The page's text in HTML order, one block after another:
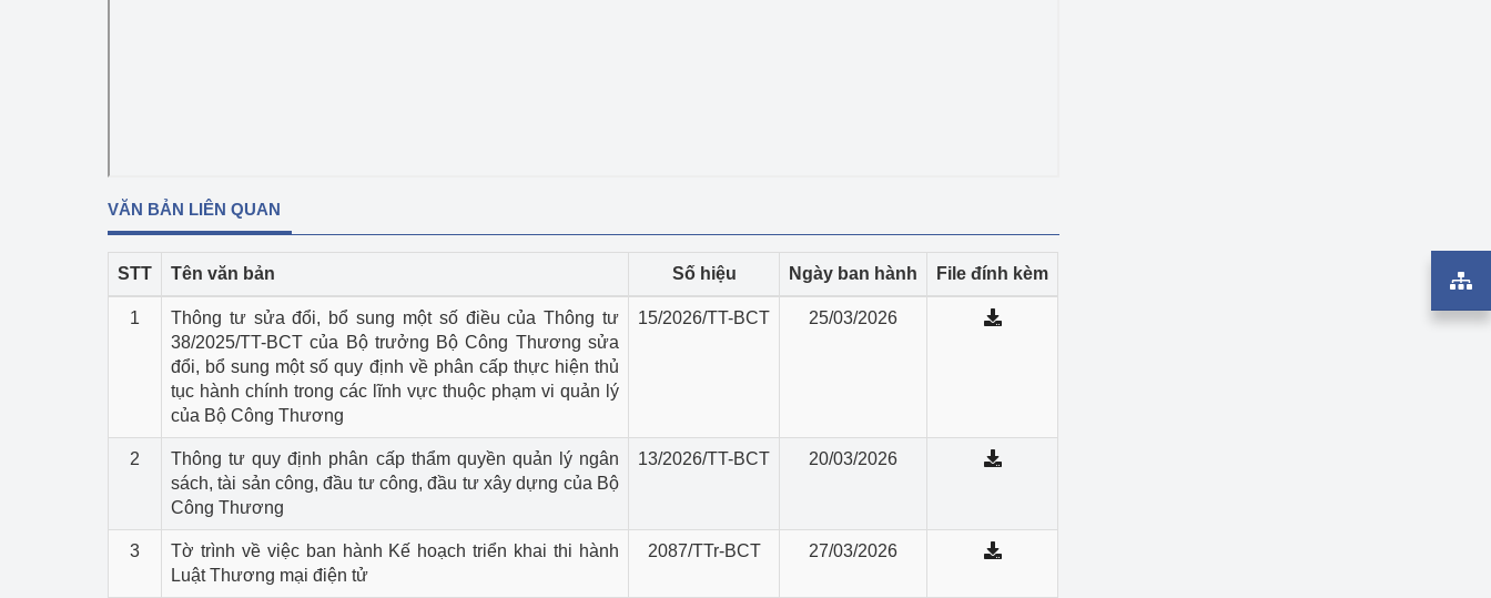
VĂN BẢN LIÊN QUAN
STT Tên văn bản Số hiệu Ngày ban hành File đính kèm
1
Thông tư sửa đổi, bổ sung một số điều của Thông tư
38/2025/TT-BCT của Bộ trưởng Bộ Công Thương sửa
đổi, bổ sung một số quy định về phân cấp thực hiện thủ
tục hành chính trong các lĩnh vực thuộc phạm vi quản lý
của Bộ Công Thương
15/2026/TT-BCT 25/03/2026
2
Thông tư quy định phân cấp thẩm quyền quản lý ngân
sách, tài sản công, đầu tư công, đầu tư xây dựng của Bộ
Công Thương
13/2026/TT-BCT 20/03/2026
3
Tờ trình về việc ban hành Kế hoạch triển khai thi hành
Luật Thương mại điện tử
2087/TTr-BCT 27/03/2026